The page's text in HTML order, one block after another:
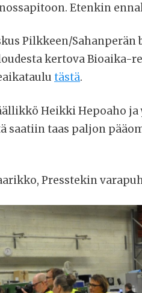
Etenkin
Pilkkeen/
kertova Bioaika-
tästä.
Heikki Hepoaho
saatiin taas paljon
Presstekin